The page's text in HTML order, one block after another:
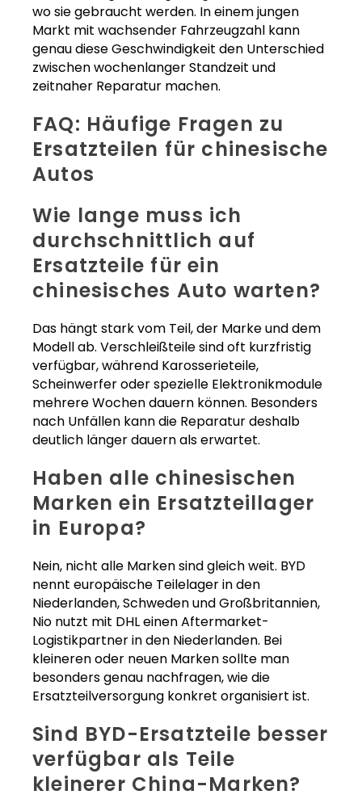
wo sie gebraucht werden. In einem jungen
Markt mit wachsender Fahrzeugzahl kann
genau diese Geschwindigkeit den Unterschied
zwischen wochenlanger Standzeit und
zeitnaher Reparatur machen.
FAQ: Häufige Fragen zu
Ersatzteilen für chinesische
Autos
Wie lange muss ich
durchschnittlich auf
Ersatzteile für ein
chinesisches Auto warten?
Das hängt stark vom Teil, der Marke und dem
Modell ab. Verschleißteile sind oft kurzfristig
verfügbar, während Karosserieteile,
Scheinwerfer oder spezielle Elektronikmodule
mehrere Wochen dauern können. Besonders
nach Unfällen kann die Reparatur deshalb
deutlich länger dauern als erwartet.
Haben alle chinesischen
Marken ein Ersatzteillager
in Europa?
Nein, nicht alle Marken sind gleich weit. BYD
nennt europäische Teilelager in den
Niederlanden, Schweden und Großbritannien,
Nio nutzt mit DHL einen Aftermarket-
Logistikpartner in den Niederlanden. Bei
kleineren oder neuen Marken sollte man
besonders genau nachfragen, wie die
Ersatzteilversorgung konkret organisiert ist.
Sind BYD-Ersatzteile besser
verfügbar als Teile
kleinerer China-Marken?